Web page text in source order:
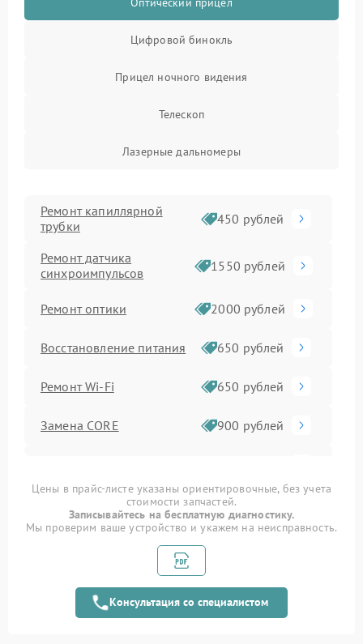
Цифровой бинокль
Прицел ночного видения
Телескоп
Лазерные дальномеры
Ремонт капиллярной
трубки
450 рублей
Ремонт датчика
синхроимпульсов
1550 рублей
Ремонт оптики 2000 рублей
Восстановление питания 650 рублей
Ремонт Wi-Fi 650 рублей
Замена CORE 900 рублей
Замена аккумулятора 590 рублей
Ремонт встроенного
дальнометра и других
Замена матрицы 1100 рублей
Цены в прайс-листе указаны ориентировочные, без учета
стоимости запчастей.
Записывайтесь на бесплатную диагностику.
Мы проверим ваше устройство и укажем на неисправность.
Консультация со специалистом